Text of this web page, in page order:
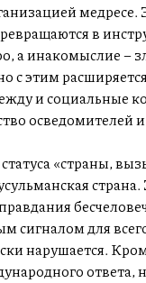
в
а инакомыслие –
с этим
и социальные
осведомителей
«страны,
сигналом для
нарушается.